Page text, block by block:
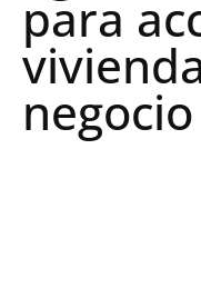
para
negocio